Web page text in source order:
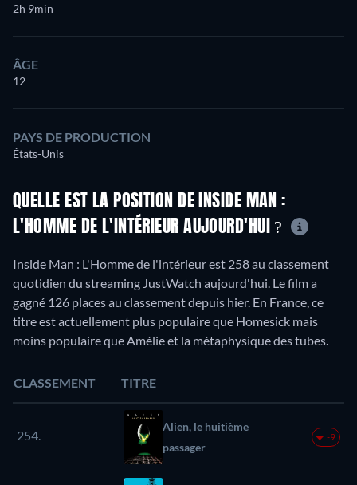
2h 9min
ÂGE
12
PAYS DE PRODUCTION
États-Unis
QUELLE EST LA POSITION DE INSIDE MAN :
L'HOMME DE L'INTÉRIEUR AUJOURD'HUI ?
Inside Man : L'Homme de l'intérieur est 258 au classement
quotidien du streaming JustWatch aujourd'hui. Le film a
gagné 126 places au classement depuis hier. En France, ce
titre est actuellement plus populaire que Homesick mais
moins populaire que Amélie et la métaphysique des tubes.
CLASSEMENT TITRE
254.
Alien, le huitième
passager
-9